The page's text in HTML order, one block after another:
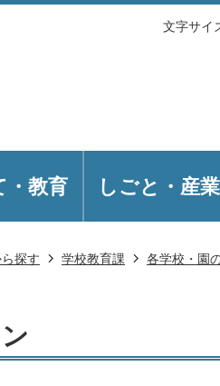
文字サイ
・教育 しごと・産業
探す 学校教育課 各学校・園